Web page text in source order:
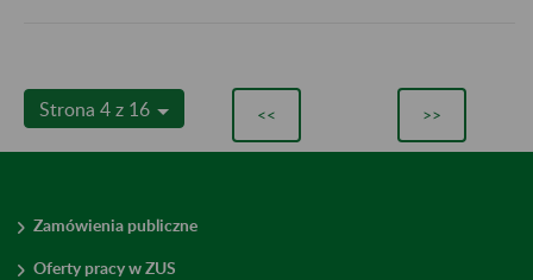
Strona 4 z 16 << >>
Zamówienia publiczne
Oferty pracy w ZUS